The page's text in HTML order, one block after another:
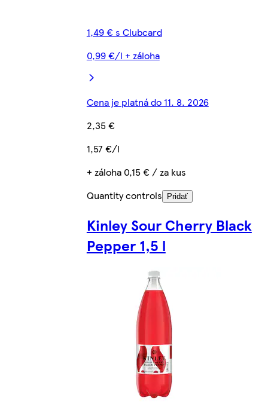
1,49 € s Clubcard
0,99 €/l + záloha
Cena je platná do 11. 8. 2026
2,35 €
1,57 €/l
+ záloha 0,15 € / za kus
Quantity controls
Pridať
Kinley Sour Cherry Black
Pepper 1,5 l